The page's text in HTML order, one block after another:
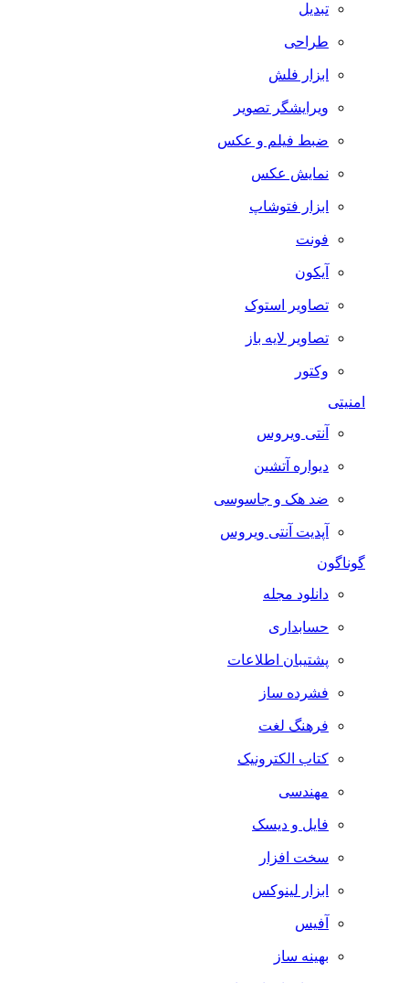
تبدیل
طراحی
ابزار فلش
ویرایشگر تصویر
ضبط فيلم و عكس
نمایش عکس
ابزار فتوشاپ
فونت
آیکون
تصاویر استوک
تصاویر لایه باز
وکتور
امنیتی
آنتی ویروس
دیواره آتشین
ضد هک و جاسوسی
آپدیت آنتی ویروس
گوناگون
دانلود مجله
حسابداری
پشتیبان اطلاعات
فشرده ساز
فرهنگ لغت
کتاب الکترونیک
مهندسی
فایل و دیسک
سخت افزار
ابزار لینوکس
آفیس
بهینه ساز